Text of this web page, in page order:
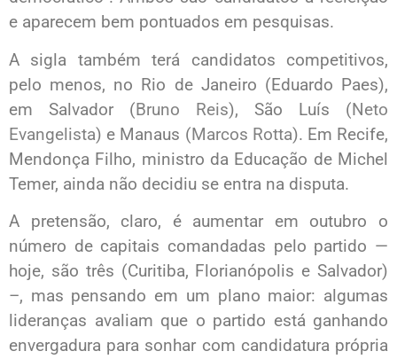
e aparecem bem pontuados em pesquisas.
A sigla também terá candidatos competitivos,
pelo menos, no Rio de Janeiro (Eduardo Paes),
em Salvador (Bruno Reis), São Luís (Neto
Evangelista) e Manaus (Marcos Rotta). Em Recife,
Mendonça Filho, ministro da Educação de Michel
Temer, ainda não decidiu se entra na disputa.
A pretensão, claro, é aumentar em outubro o
número de capitais comandadas pelo partido —
hoje, são três (Curitiba, Florianópolis e Salvador)
–, mas pensando em um plano maior: algumas
lideranças avaliam que o partido está ganhando
envergadura para sonhar com candidatura própria